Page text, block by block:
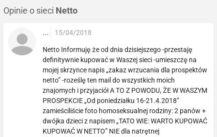
Opinie o sieci Netto
... 15/04/2018
Netto Informuję że od dnia dzisiejszego -przestaję
definitywnie kupować w Waszej sieci -umieszczę na
mojej skrzynce napis „zakaz wrzucania dla prospektów
netto” -roześlę ten mail do wszystkich moich
znajomych i przyjaciół A TO Z POWODU, ŻE W WASZYM
PROSPEKCIE „Od poniedziałku 16-21.4.2018”
zamieściliście foto homoseksualnej rodziny: 2 panów +
dwójka dzieci z napisem „TATO WIE: WARTO KUPOWAĆ
KUPOWAĆ W NETTO” NIE dla natrętnej